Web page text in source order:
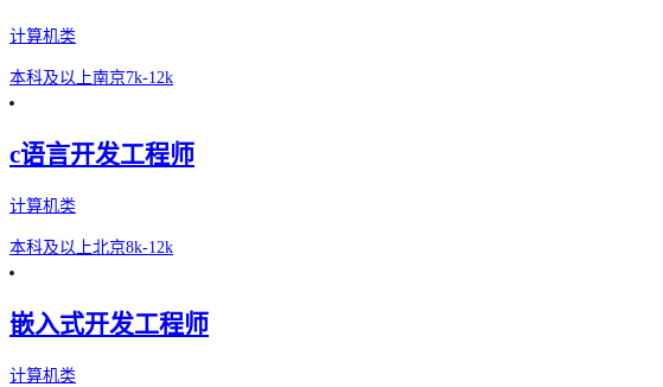
计算机类
本科及以上南京7k-12k
c语言开发工程师
计算机类
本科及以上北京8k-12k
嵌入式开发工程师
计算机类